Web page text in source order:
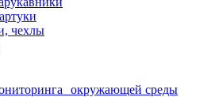
чехлы
окружающей среды